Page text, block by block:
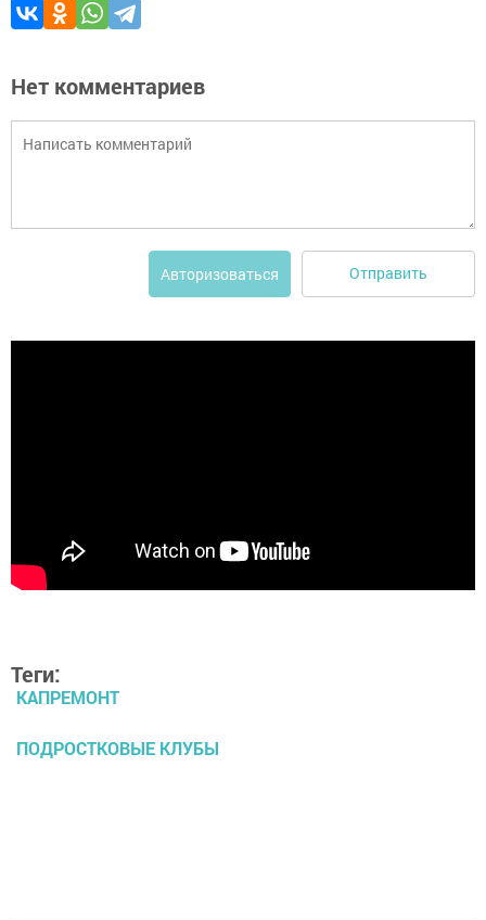
Нет комментариев
Авторизоваться Отправить
Теги:
КАПРЕМОНТ
ПОДРОСТКОВЫЕ КЛУБЫ